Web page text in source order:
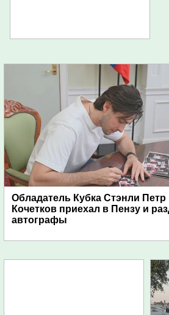
Обладатель Кубка Стэнли Петр
Кочетков приехал в Пензу и
автографы